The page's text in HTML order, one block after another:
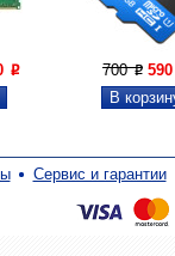
P 700P
Сервис и гарантии